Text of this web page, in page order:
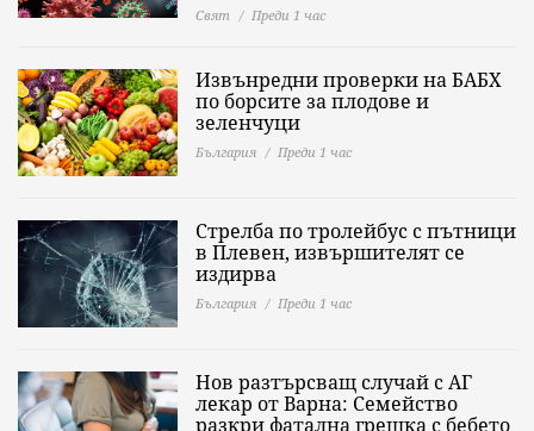
Свят Преди 1 час
Извънредни проверки на БАБХ
по борсите за плодове и
зеленчуци
България Преди 1 час
Стрелба по тролейбус с пътници
в Плевен, извършителят се
издирва
България Преди 1 час
Нов разтърсващ случай с АГ
лекар от Варна: Семейство
разкри фатална грешка с бебето